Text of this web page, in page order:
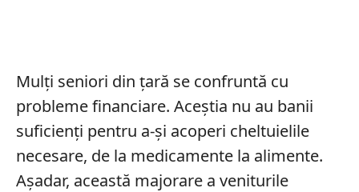
Mulți seniori din țară se confruntă cu
probleme financiare. Aceștia nu au banii
suficienți pentru a-și acoperi cheltuielile
necesare, de la medicamente la alimente.
Așadar, această majorare a veniturile